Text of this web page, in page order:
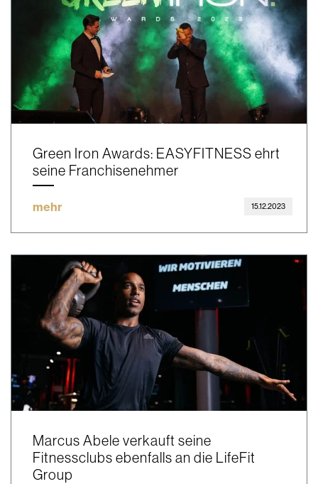
Green Iron Awards: EASYFITNESS ehrt
seine Franchisenehmer
mehr 15.12.2023
Marcus Abele verkauft seine
Fitnessclubs ebenfalls an die LifeFit
Group